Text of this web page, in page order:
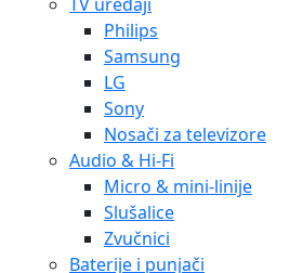
Philips
Samsung
LG
Sony
Nosači za televizore
Audio & Hi-Fi
Micro & mini-linije
Slušalice
Zvučnici
Baterije i punjači